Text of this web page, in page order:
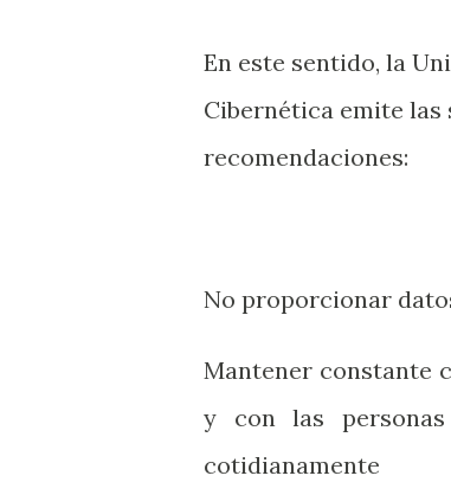
En este sentido, la
Cibernética emite las
recomendaciones:
No proporcionar
Mantener constante
y con las
cotidianamente